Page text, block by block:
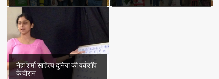
नेहा शर्मा साहित्य दुनिया की वर्कशॉप
के दौरान